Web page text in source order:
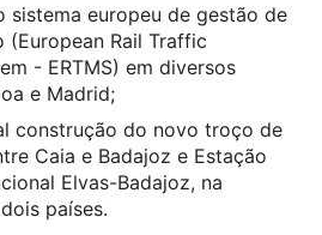
sistema europeu de gestão de
Rail Traffic
- ERTMS) em diversos
e Madrid;
construção do novo troço de
Caia e Badajoz e Estação
Elvas-Badajoz, na
países.